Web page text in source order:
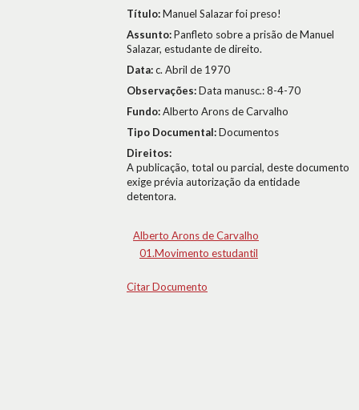
Título:Manuel Salazar foi preso!
Assunto:Panfleto sobre a prisão de Manuel
Salazar, estudante de direito.
Data:c. Abril de 1970
Observações:Data manusc.: 8-4-70
Fundo:Alberto Arons de Carvalho
Tipo Documental:Documentos
Direitos:
A publicação, total ou parcial, deste documento
exige prévia autorização da entidade
detentora.
Alberto Arons de Carvalho
01.Movimento estudantil
Citar Documento